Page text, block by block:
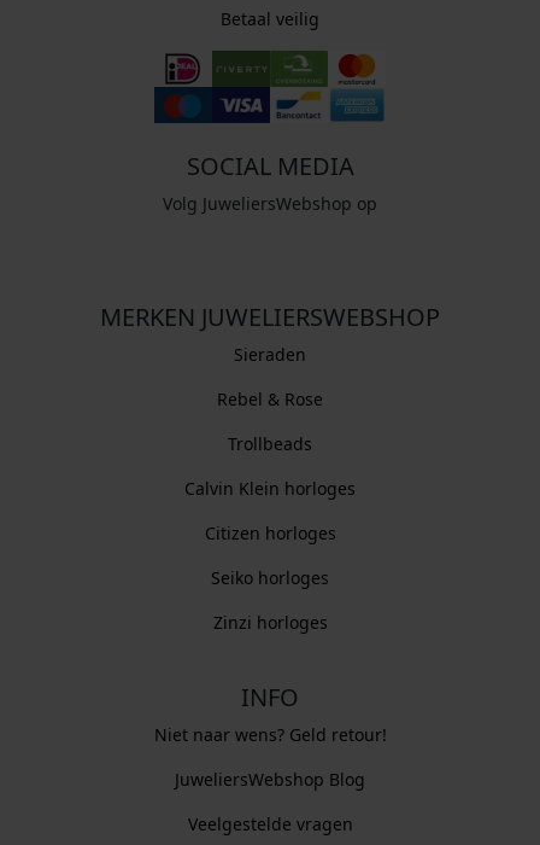
Betaal veilig
SOCIAL MEDIA
Volg JuweliersWebshop op
MERKEN JUWELIERSWEBSHOP
Sieraden
Rebel & Rose
Trollbeads
Calvin Klein horloges
Citizen horloges
Seiko horloges
Zinzi horloges
INFO
Niet naar wens? Geld retour!
JuweliersWebshop Blog
Veelgestelde vragen